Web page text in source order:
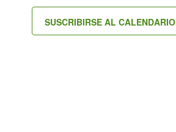
SUSCRIBIRSE AL CALENDARIO